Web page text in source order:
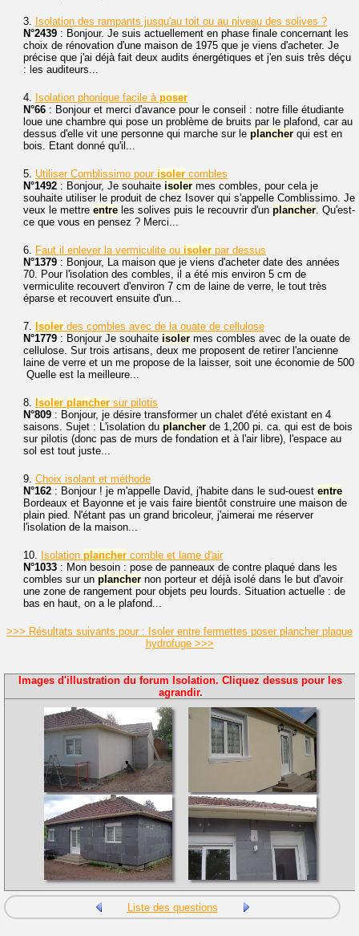
3. Isolation des rampants jusqu'au toit ou au niveau des solives ?
N°2439 : Bonjour. Je suis actuellement en phase finale concernant les
choix de rénovation d'une maison de 1975 que je viens d'acheter. Je
précise que j'ai déjà fait deux audits énergétiques et j'en suis très déçu
: les auditeurs...
4. Isolation phonique facile à poser
N°66 : Bonjour et merci d'avance pour le conseil : notre fille étudiante
loue une chambre qui pose un problème de bruits par le plafond, car au
dessus d'elle vit une personne qui marche sur le plancher qui est en
bois. Etant donné qu'il...
5. Utiliser Comblissimo pour isoler combles
N°1492 : Bonjour, Je souhaite isoler mes combles, pour cela je
souhaite utiliser le produit de chez Isover qui s'appelle Comblissimo. Je
veux le mettre entre les solives puis le recouvrir d'un plancher. Qu'est-
ce que vous en pensez ? Merci...
6. Faut il enlever la vermiculite ou isoler par dessus
N°1379 : Bonjour, La maison que je viens d'acheter date des années
70. Pour l'isolation des combles, il a été mis environ 5 cm de
vermiculite recouvert d'environ 7 cm de laine de verre, le tout très
éparse et recouvert ensuite d'un...
7. Isoler des combles avec de la ouate de cellulose
N°1779 : Bonjour Je souhaite isoler mes combles avec de la ouate de
cellulose. Sur trois artisans, deux me proposent de retirer l'ancienne
laine de verre et un me propose de la laisser, soit une économie de 500
 Quelle est la meilleure...
8. Isoler plancher sur pilotis
N°809 : Bonjour, je désire transformer un chalet d'été existant en 4
saisons. Sujet : L'isolation du plancher de 1,200 pi. ca. qui est de bois
sur pilotis (donc pas de murs de fondation et à l'air libre), l'espace au
sol est tout juste...
9. Choix isolant et méthode
N°162 : Bonjour ! je m'appelle David, j'habite dans le sud-ouest entre
Bordeaux et Bayonne et je vais faire bientôt construire une maison de
plain pied. N'étant pas un grand bricoleur, j'aimerai me réserver
l'isolation de la maison...
10. Isolation plancher comble et lame d'air
N°1033 : Mon besoin : pose de panneaux de contre plaqué dans les
combles sur un plancher non porteur et déjà isolé dans le but d'avoir
une zone de rangement pour objets peu lourds. Situation actuelle : de
bas en haut, on a le plafond...
>>> Résultats suivants pour : Isoler entre fermettes poser plancher plaque
hydrofuge >>>
Images d'illustration du forum Isolation. Cliquez dessus pour les
agrandir.
Liste des questions